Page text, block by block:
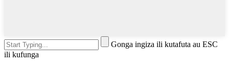
Gonga ingiza ili kutafuta au ESC
ili kufunga